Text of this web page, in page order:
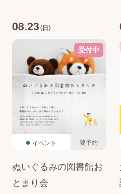
08.23（日）
受付中
イベント 要予約
ぬいぐるみの図書館お
とまり会